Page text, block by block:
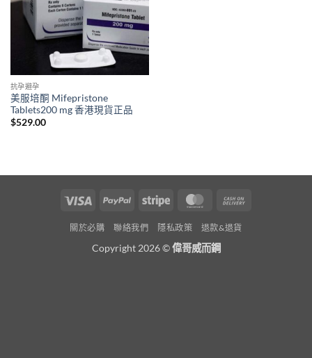
抗孕避孕
美服培酮 Mifepristone
Tablets200 mg 香港現貨正品
$529.00
Visa PayPal Stripe MasterCard
關於必購 聯絡我們 隱私政策 退款&退貨
Copyright 2026 ©偉哥威而鋼